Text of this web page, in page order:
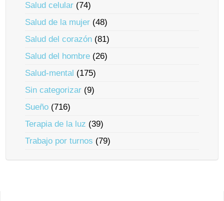
Salud celular (74)
Salud de la mujer (48)
Salud del corazón (81)
Salud del hombre (26)
Salud-mental (175)
Sin categorizar (9)
Sueño (716)
Terapia de la luz (39)
Trabajo por turnos (79)